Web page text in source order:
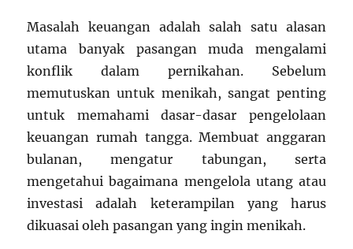
Masalah keuangan adalah salah satu alasan
utama banyak pasangan muda mengalami
konflik dalam pernikahan. Sebelum
memutuskan untuk menikah, sangat penting
untuk memahami dasar-dasar pengelolaan
keuangan rumah tangga. Membuat anggaran
bulanan, mengatur tabungan, serta
mengetahui bagaimana mengelola utang atau
investasi adalah keterampilan yang harus
dikuasai oleh pasangan yang ingin menikah.